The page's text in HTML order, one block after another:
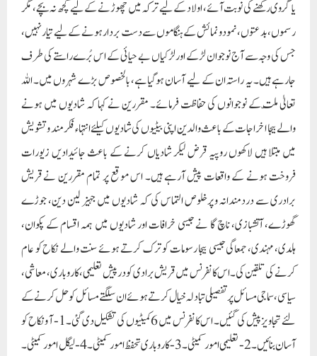
یا گروی رکھنے کی نوبت آئے، اولاد کے لیے ترکہ میں چھوڑنے کے لیے کچھ نہ بچے، مگر
رسموں، بدعتوں، نمود ونمائش کے ہنگاموں سے دست بردار ہونے کے لیے تیار نہیں،
جس کی وجہ سے آج نوجوان لڑکے اور لڑکیاں بے حیائی کے اس بُرے راستے کی طرف
جارہے ہیں۔ یہ راستہ ان کے لیے آسان ہوگیاہے، بالخصوص بڑے شہروں میں۔ اللہ
تعالیٰ ملّت کے نوجوانوں کی حفاظت فرمائے۔ مقررین نے کہا کہ شادیوں میں ہونے
والے بیجا اخراجات کے باعث والدین اپنی بیٹیوں کی شادیوں کیلئے انتہاء فکر مند و تشویش
میں مبتلا ہیں لاکھوں روپیہ قرض لیکر شادیاں کرنے کے باعث جائیدادیں زیورات
فروخت ہونے کے واقعات پیش آرہے ہیں۔ اس موقع پر تمام مقررین نے قریش
برادری سے دردمندانہ و پرخلوص التماس کی کہ شادیوں میں جہیز لین دین، جوڑے
گھوڑے، آتشبازی، ناچ گا نے جیسی خرافات اور شادیوں میں ہمہ اقسام کے پکوان،
ہلدی، مہندی، جمعاگی جیسی بیجا رسومات کو ترک کرتے ہوئے سنت والے نکاح کو عام
کرنے کی تلقین کی۔اس کانفرنس میں قریش برادی کو درپیش تعلیمی، کاروباری، معاشی،
سیاسی، سماجی مسائل پر تفصیلی تبادلہ خیال کرتے ہوئے ان سلگتے مسائل کو حل کرنے کے
لئے تجاویز پیش کی گئیں۔ اس کانفرنس میں 6 کمیٹیوں کی تشکیل دی گئی۔1- آ و نکاح کو
آسان بنائیں۔2- تعلیمی امور کمیٹی۔3- کاروباری تحفظ امور کمیٹی۔4- لیگل امور کمیٹی۔